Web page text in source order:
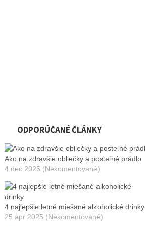
ODPORÚČANÉ ČLÁNKY
Ako na zdravšie obliečky a posteľné prádlo
4 dec 2025 (Nekomentované)
4 najlepšie letné miešané alkoholické drinky
25 apr 2025 (Nekomentované)